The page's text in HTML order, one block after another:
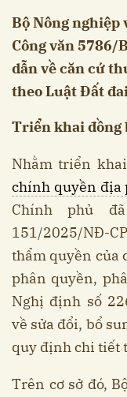
Bộ Nông nghiệp
Công văn 5786/
dẫn về căn cứ
theo Luật Đất
Triển khai đồng
Nhằm triển
chính quyền địa
Chính phủ
151/2025/NĐ-
thẩm quyền của
phân quyền,
Nghị định số
về sửa đổi, bổ
quy định chi tiết
Trên cơ sở đó,